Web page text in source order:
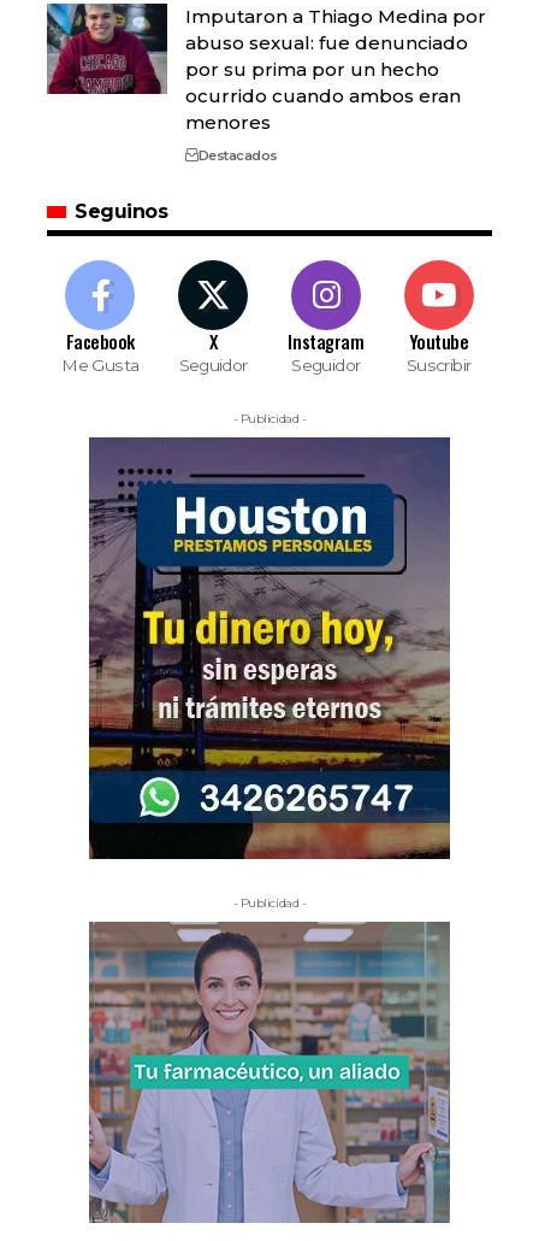
Imputaron a Thiago Medina por
abuso sexual: fue denunciado
por su prima por un hecho
ocurrido cuando ambos eran
menores
Destacados
Seguinos
Facebook
Me Gusta
X
Seguidor
Instagram
Seguidor
Youtube
Suscribir
- Publicidad -
- Publicidad -